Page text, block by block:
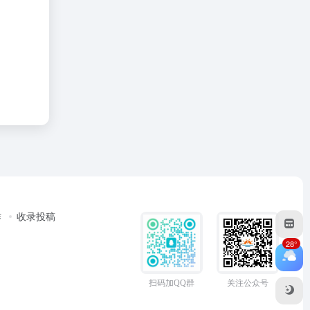
收录投稿
扫码加QQ群 关注公众号
28°